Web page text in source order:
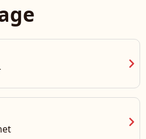
chevron_right
chevron_right